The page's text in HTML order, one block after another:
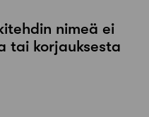
nimeä ei
tai korjauksesta